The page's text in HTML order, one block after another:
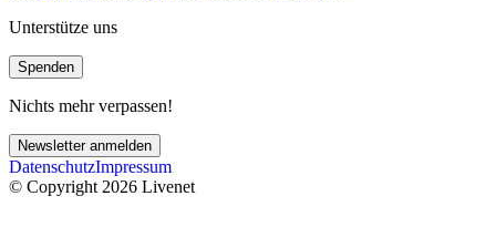
Unterstütze uns
Spenden
Nichts mehr verpassen!
Newsletter anmelden
DatenschutzImpressum
© Copyright 2026 Livenet